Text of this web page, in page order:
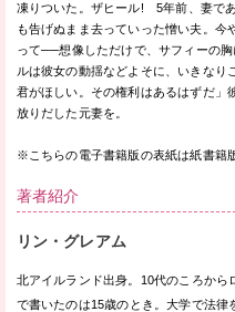
凍りついた。ザヒール! 5年前、妻で
も告げぬまま去っていった憎い夫。
って──想像しただけで、サフィーの
ルは彼女の動揺などよそに、いきなり
君がほしい。その権利はあるはずだ
放りだした元妻を。
※こちらの電子書籍版の表紙は紙書籍
著者紹介
リン・グレアム
北アイルランド出身。10代のころか
で書いたのは15歳のとき。大学で法律